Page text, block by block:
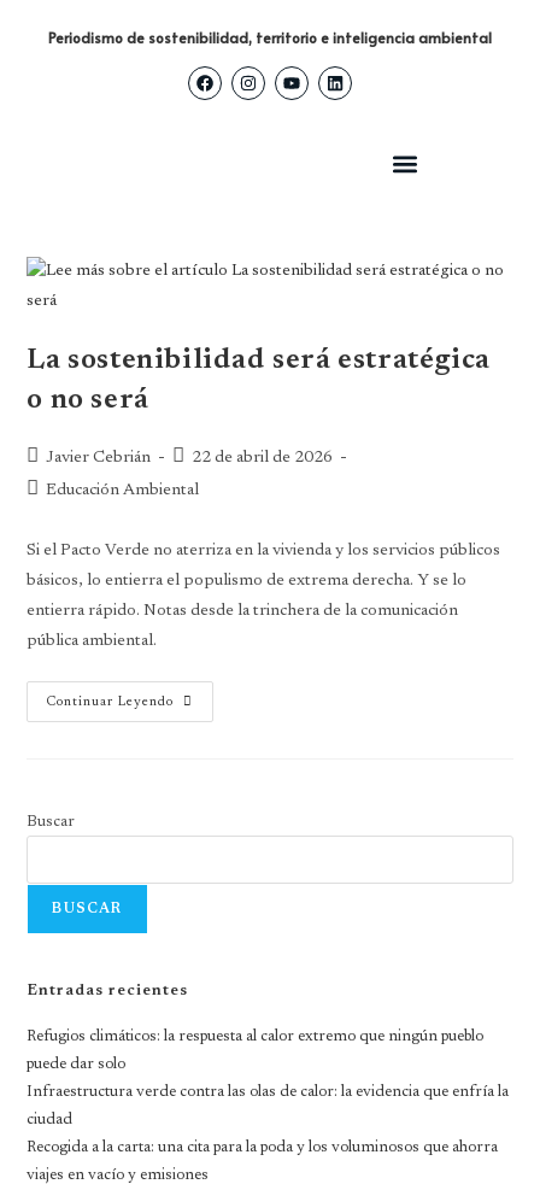
Periodismo de sostenibilidad, territorio e inteligencia ambiental
La sostenibilidad será estratégica
o no será
Javier Cebrián
22 de abril de 2026
Educación Ambiental
Si el Pacto Verde no aterriza en la vivienda y los servicios públicos
básicos, lo entierra el populismo de extrema derecha. Y se lo
entierra rápido. Notas desde la trinchera de la comunicación
pública ambiental.
Continuar Leyendo
Buscar
BUSCAR
Entradas recientes
Refugios climáticos: la respuesta al calor extremo que ningún pueblo
puede dar solo
Infraestructura verde contra las olas de calor: la evidencia que enfría la
ciudad
Recogida a la carta: una cita para la poda y los voluminosos que ahorra
viajes en vacío y emisiones